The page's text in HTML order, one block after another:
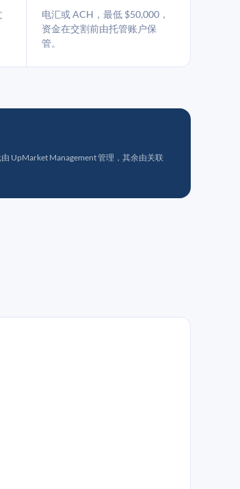
电汇或 ACH，最低 $50,000，
资金在交割前由托管账户保
管。
UpMarket Management 管理，其余由关联